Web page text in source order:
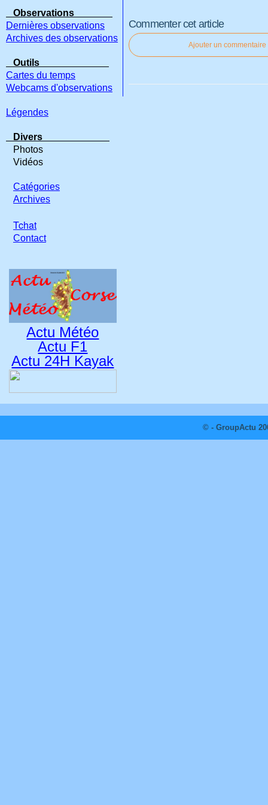
Commenter cet article
Ajouter un commentaire
Observations
Dernières observations
Archives des observations
Outils
Cartes du temps
Webcams d'observations
Légendes
Divers
Photos
Vidéos
Catégories
Archives
Tchat
Contact
Actu Météo
Actu F1
Actu 24H Kayak
© - GroupActu